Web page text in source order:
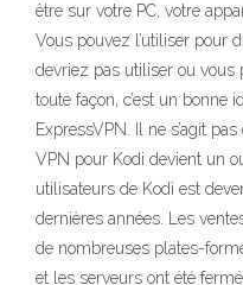
être sur votre PC, votre
Vous pouvez l’utiliser pour
devriez pas utiliser ou vous
toute façon, c’est un bonne
ExpressVPN. Il ne s’agit
VPN pour Kodi devient un
utilisateurs de Kodi est
dernières années. Les
de nombreuses plates-
et les serveurs ont été